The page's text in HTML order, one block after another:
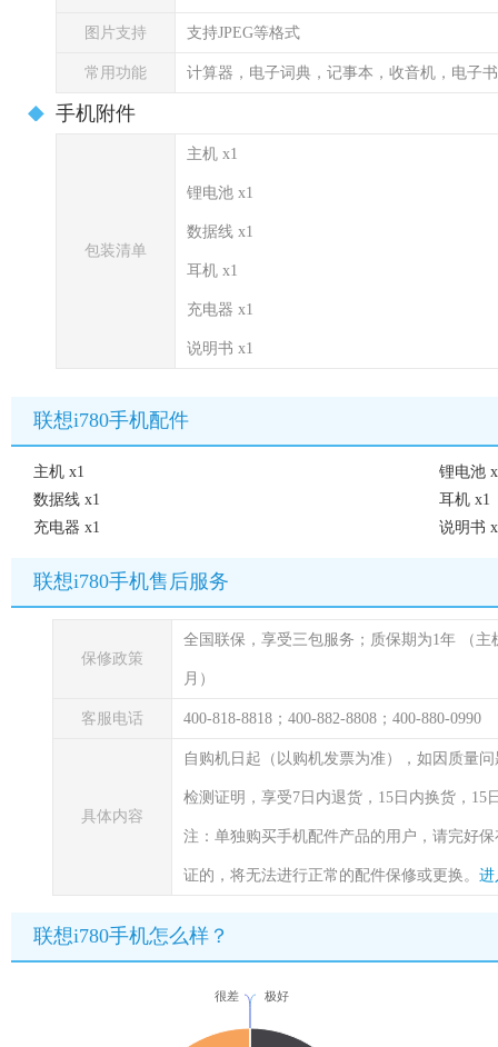
图片支持 支持JPEG等格式
常用功能 计算器，电子词典，记事本，收音机，电子
手机附件
包装清单
主机 x1
锂电池 x1
数据线 x1
耳机 x1
充电器 x1
说明书 x1
联想i780手机配件
主机 x1
锂电池
数据线 x1
耳机 x1
充电器 x1
说明书
联想i780手机售后服务
保修政策
全国联保，享受三包服务；质保期为1年 （
月）
客服电话 400-818-8818；400-882-8808；400-880-0990
具体内容
自购机日起（以购机发票为准），如因质量
检测证明，享受7日内退货，15日内换货，
注：单独购买手机配件产品的用户，请完好
证的，将无法进行正常的配件保修或更换。 进
联想i780手机怎么样？
极好
很差